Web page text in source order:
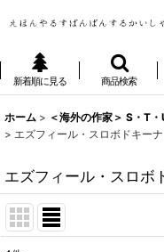
新着順に見る 商品検索
ホーム > ＜海外の作家＞ S・T・
> エズフィール・スロボドキー
エズフィール・スロボ